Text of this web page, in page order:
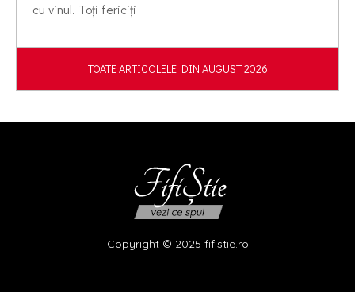
cu vinul. Toți fericiți
TOATE ARTICOLELE DIN AUGUST 2026
Copyright © 2025 fifistie.ro